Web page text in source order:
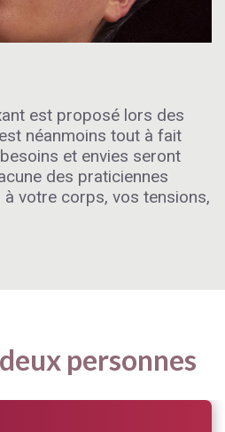
est proposé lors des
néanmoins tout à fait
et envies seront
des praticiennes
votre corps, vos tensions,
personnes